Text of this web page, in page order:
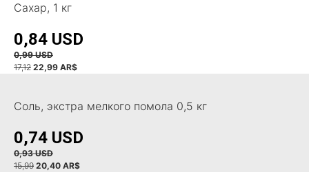
Сахар, 1 кг
0,84 USD
0,99 USD
17,12 22,99 AR$
Соль, экстра мелкого помола 0,5 кг
0,74 USD
0,93 USD
15,99 20,40 AR$